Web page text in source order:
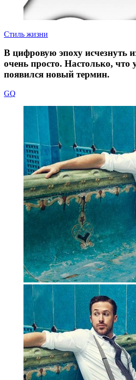
Стиль жизни
В цифровую эпоху исчезнуть
очень проcто. Настолько, что
появился новый термин.
GQ